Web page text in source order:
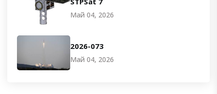
Май 04, 2026
2026-073
Май 04, 2026